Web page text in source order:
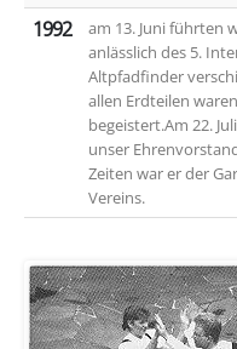
1992
am 13. Juni führten
anlässlich des 5.
Altpfadfinder
allen Erdteilen
begeistert.Am 22.
unser
Zeiten war er der
Vereins.